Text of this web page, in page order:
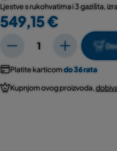
Ljestve s rukohvatima i 3 gazišta,
549,15 €
Platite karticomdo 36 rata
Kupnjom ovog proizvoda,